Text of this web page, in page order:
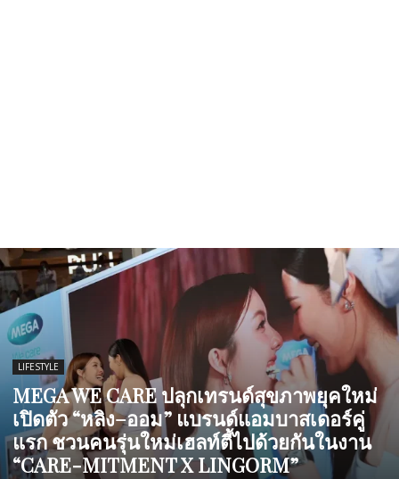
LIFESTYLE
MEGA WE CARE ปลุกเทรนด์สุขภาพยุคใหม่
เปิดตัว “หลิง–ออม” แบรนด์แอมบาสเดอร์คู่
แรก ชวนคนรุ่นใหม่เฮลท์ตี้ไปด้วยกันในงาน
“CARE-MITMENT X LINGORM”